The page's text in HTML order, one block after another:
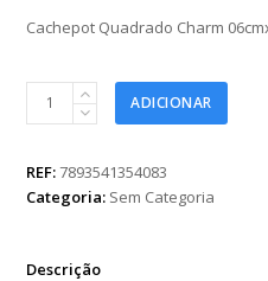
Cachepot Quadrado Charm
Cachepot
Quadrado
06cmx06cmx5,5cm
01pc
ADICIONAR
REF:7893541354083
Categoria: Sem Categoria
Descrição